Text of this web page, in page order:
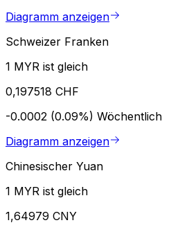
Diagramm anzeigen
Schweizer Franken
1 MYR ist gleich
0,197518 CHF
-0.0002 (0.09%) Wöchentlich
Diagramm anzeigen
Chinesischer Yuan
1 MYR ist gleich
1,64979 CNY